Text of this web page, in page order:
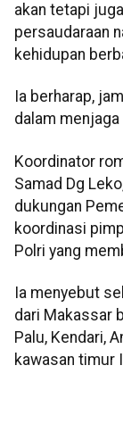
akan tetapi
persaudaraan
kehidupan
Ia berharap,
dalam
Koordinator
Samad Dg
dukungan
koordinasi
Polri yang
Ia menyebut
dari Makassar
Palu, Kendari,
kawasan timur